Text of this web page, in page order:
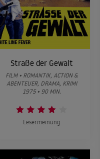
Straße der Gewalt
FILM • ROMANTIK, ACTION &
ABENTEUER, DRAMA, KRIMI
1975 • 90 MIN.
Lesermeinung